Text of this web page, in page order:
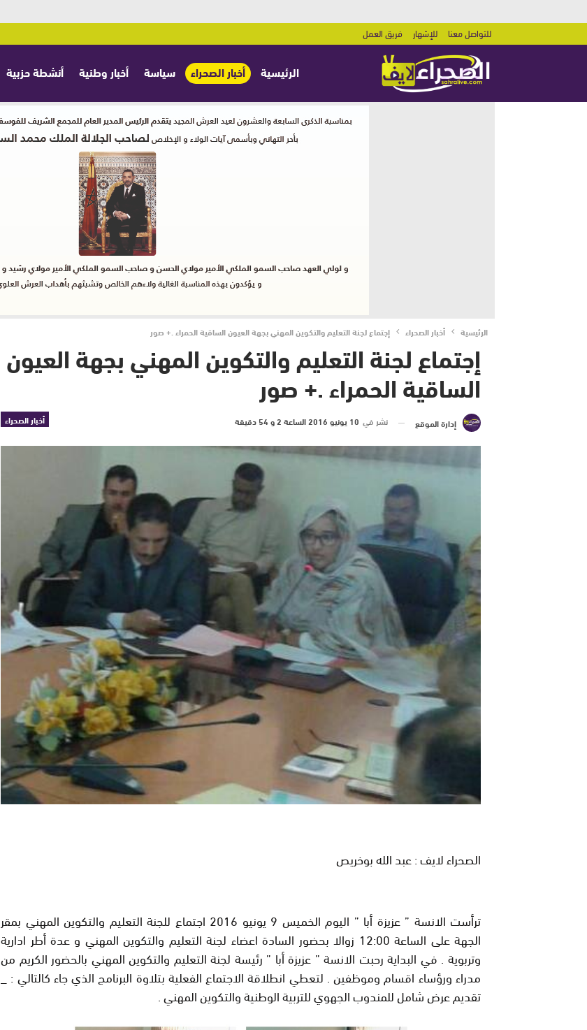
للتواصل معنا للإشهار فريق العمل
الرئيسية أخبار الصحراء سياسة أخبار وطنية أنشطة حزبية
الرئيسية أخبار الصحراء إجتماع لجنة التعليم والتكوين المهني بجهة العيون الساقية الحمراء .+ صور
إجتماع لجنة التعليم والتكوين المهني بجهة العيون
الساقية الحمراء .+ صور
أخبار الصحراء إدارة الموقع نشر في 10 يونيو 2016 الساعة 2 و 54 دقيقة
الصحراء لايف : عبد الله بوخريص
ترأست الانسة ” عزيزة أبا ” اليوم الخميس 9 يونيو 2016 اجتماع للجنة التعليم والتكوين المهني بمقر
الجهة على الساعة 12:00 زوالا بحضور السادة اعضاء لجنة التعليم والتكوين المهني و عدة أطر ادارية
وتربوية. في البداية رحبت الانسة ” عزيزة أبا ” رئيسة لجنة التعليم والتكوين المهني بالحضور الكريم من
مدراء ورؤساء اقسام وموظفين . لتعطي انطلاقة الاجتماع الفعلية بتلاوة البرنامج الذي جاء كالتالي : _
تقديم عرض شامل للمندوب الجهوي للتربية الوطنية والتكوين المهني.